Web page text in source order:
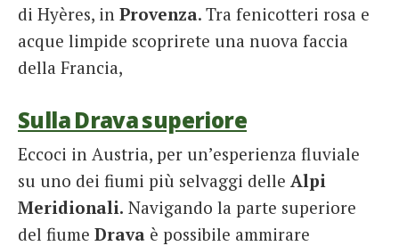
di Hyères, in Provenza. Tra fenicotteri rosa e
acque limpide scoprirete una nuova faccia
della Francia,
Sulla Drava superiore
Eccoci in Austria, per un’esperienza fluviale
su uno dei fiumi più selvaggi delle Alpi
Meridionali. Navigando la parte superiore
del fiume Drava è possibile ammirare